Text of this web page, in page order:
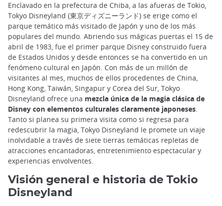
Enclavado en la prefectura de Chiba, a las afueras de Tokio,
Tokyo Disneyland (東京ディズニーランド) se erige como el
parque temático más visitado de Japón y uno de los más
populares del mundo. Abriendo sus mágicas puertas el 15 de
abril de 1983, fue el primer parque Disney construido fuera
de Estados Unidos y desde entonces se ha convertido en un
fenómeno cultural en Japón. Con más de un millón de
visitantes al mes, muchos de ellos procedentes de China,
Hong Kong, Taiwán, Singapur y Corea del Sur, Tokyo
Disneyland ofrece una mezcla única de la magia clásica de
Disney con elementos culturales claramente japoneses.
Tanto si planea su primera visita como si regresa para
redescubrir la magia, Tokyo Disneyland le promete un viaje
inolvidable a través de siete tierras temáticas repletas de
atracciones encantadoras, entretenimiento espectacular y
experiencias envolventes.
Visión general e historia de Tokio
Disneyland